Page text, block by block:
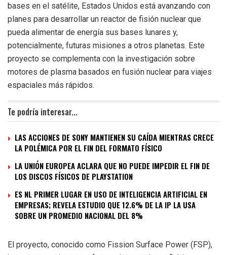
bases en el satélite, Estados Unidos está avanzando con
planes para desarrollar un reactor de fisión nuclear que
pueda alimentar de energía sus bases lunares y,
potencialmente, futuras misiones a otros planetas. Este
proyecto se complementa con la investigación sobre
motores de plasma basados en fusión nuclear para viajes
espaciales más rápidos.
Te podría interesar...
LAS ACCIONES DE SONY MANTIENEN SU CAÍDA MIENTRAS CRECE
LA POLÉMICA POR EL FIN DEL FORMATO FÍSICO
LA UNIÓN EUROPEA ACLARA QUE NO PUEDE IMPEDIR EL FIN DE
LOS DISCOS FÍSICOS DE PLAYSTATION
ES NL PRIMER LUGAR EN USO DE INTELIGENCIA ARTIFICIAL EN
EMPRESAS; REVELA ESTUDIO QUE 12.6% DE LA IP LA USA
SOBRE UN PROMEDIO NACIONAL DEL 8%
El proyecto, conocido como Fission Surface Power (FSP),